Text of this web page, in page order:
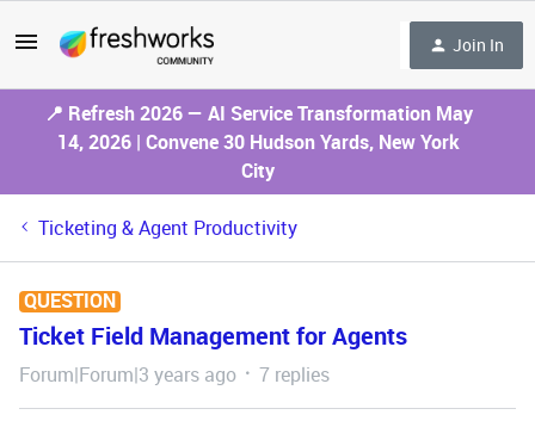
Join In
📍 Refresh 2026 — AI Service Transformation May
14, 2026 | Convene 30 Hudson Yards, New York
City
Ticketing & Agent Productivity
QUESTION
Ticket Field Management for Agents
Forum|Forum|3 years ago 7 replies